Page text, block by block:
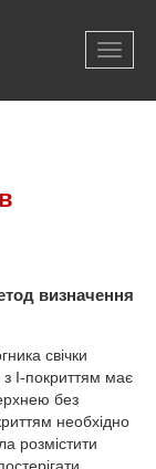
меню
визначення
свічки
з I-покриттям має
без
необхідно
розмістити